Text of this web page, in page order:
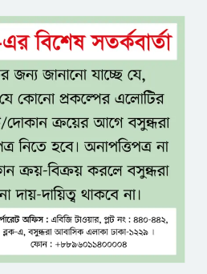
মজুদদারির বিরুদ্ধে বিশেষ ক্ষমতা
আইন প্রয়োগের হুঁশিয়ারি আইনমন্ত্রীর
বিশ্বকাপে মেসিকে লক্ষ্য করে
হামলার হুমকি, নিশানায় ছিলেন
রোনাল্ডোও
প্রধানমন্ত্রীর প্রথম চট্টগ্রাম সফর,
উচ্ছ্বসিত নেতাকর্মীরা
জুলাই গণঅভ্যুত্থানের কৃতিত্ব পুরো
জাতির: তথ্যমন্ত্রী